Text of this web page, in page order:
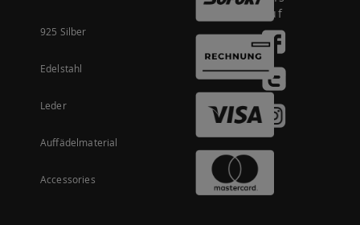
925 Silber
Edelstahl
Leder
Auffädelmaterial
Accessories
auf